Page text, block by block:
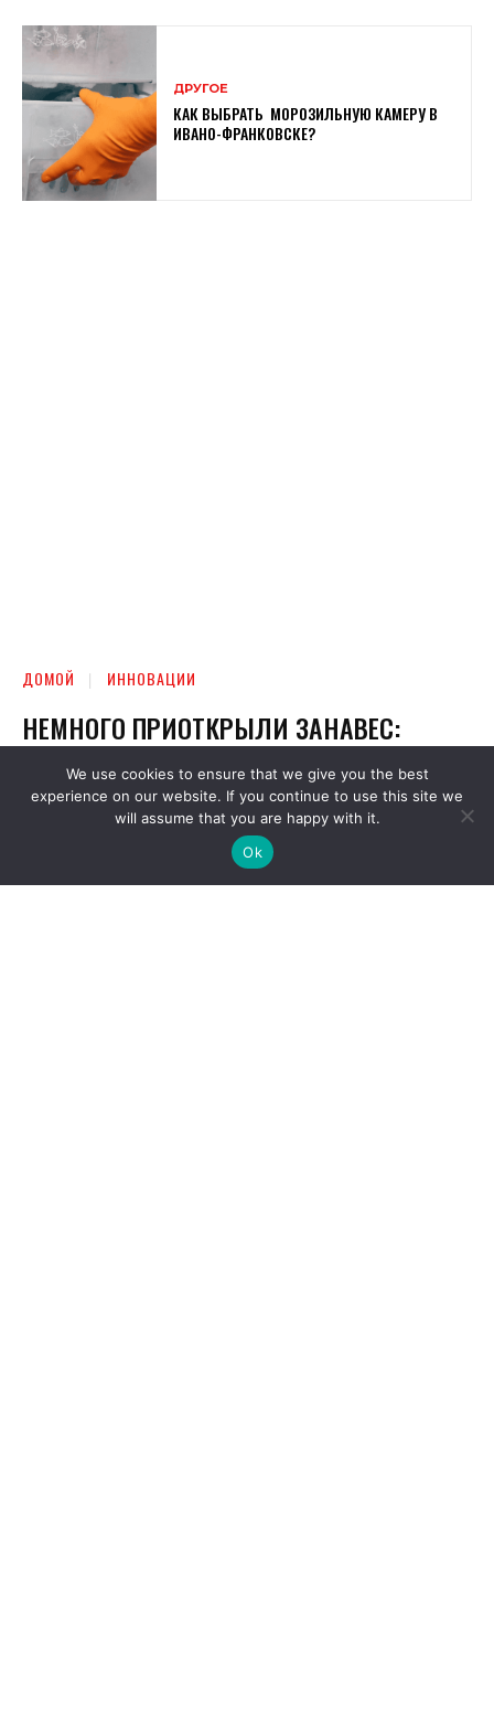
ДРУГОЕ
КАК ВЫБРАТЬ МОРОЗИЛЬНУЮ КАМЕРУ В
ИВАНО-ФРАНКОВСКЕ?
We use cookies to ensure that we give you the best
experience on our website. If you continue to use this site we
will assume that you are happy with it.
Ok